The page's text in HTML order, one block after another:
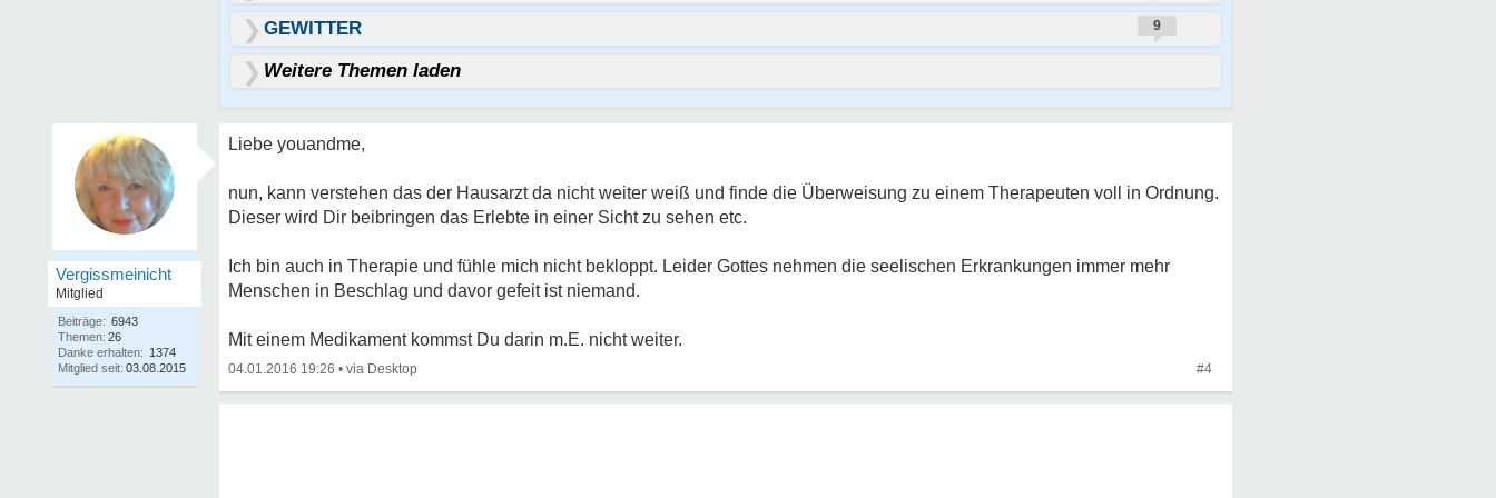
GEWITTER 9
Weitere Themen laden
Vergissmeinicht
Mitglied
Beiträge: 6943
Themen: 26
Danke erhalten: 1374
Mitglied seit: 03.08.2015
Liebe youandme,
nun, kann verstehen das der Hausarzt da nicht weiter weiß und finde die Überweisung zu einem Therapeuten voll in Ordnung.
Dieser wird Dir beibringen das Erlebte in einer Sicht zu sehen etc.
Ich bin auch in Therapie und fühle mich nicht bekloppt. Leider Gottes nehmen die seelischen Erkrankungen immer mehr
Menschen in Beschlag und davor gefeit ist niemand.
Mit einem Medikament kommst Du darin m.E. nicht weiter.
04.01.2016 19:26 • #4